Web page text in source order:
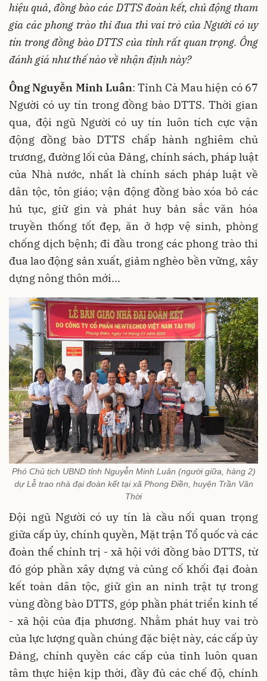
hiệu quả, đồng bào các DTTS đoàn kết, chủ động tham
gia các phong trào thi đua thì vai trò của Người có uy
tín trong đồng bào DTTS của tỉnh rất quan trọng. Ông
đánh giá như thế nào về nhận định này?
Ông Nguyễn Minh Luân: Tỉnh Cà Mau hiện có 67
Người có uy tín trong đồng bào DTTS. Thời gian
qua, đội ngũ Người có uy tín luôn tích cực vận
động đồng bào DTTS chấp hành nghiêm chủ
trương, đường lối của Đảng, chính sách, pháp luật
của Nhà nước, nhất là chính sách pháp luật về
dân tộc, tôn giáo; vận động đồng bào xóa bỏ các
hủ tục, giữ gìn và phát huy bản sắc văn hóa
truyền thống tốt đẹp, ăn ở hợp vệ sinh, phòng
chống dịch bệnh; đi đầu trong các phong trào thi
đua lao động sản xuất, giảm nghèo bền vững, xây
dựng nông thôn mới...
Phó Chủ tịch UBND tỉnh Nguyễn Minh Luân (người giữa, hàng 2)
dự Lễ trao nhà đại đoàn kết tại xã Phong Điền, huyện Trần Văn
Thời
Đội ngũ Người có uy tín là cầu nối quan trọng
giữa cấp ủy, chính quyền, Mặt trận Tổ quốc và các
đoàn thể chính trị - xã hội với đồng bào DTTS, từ
đó góp phần xây dựng và củng cố khối đại đoàn
kết toàn dân tộc, giữ gìn an ninh trật tự trong
vùng đồng bào DTTS, góp phần phát triển kinh tế
- xã hội của địa phương. Nhằm phát huy vai trò
của lực lượng quần chúng đặc biệt này, các cấp ủy
Đảng, chính quyền các cấp của tỉnh luôn quan
tâm thực hiện kịp thời, đầy đủ các chế độ, chính